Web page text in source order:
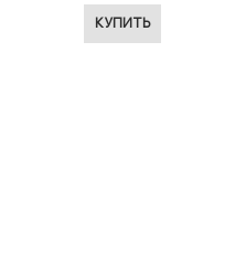
КУПИТЬ